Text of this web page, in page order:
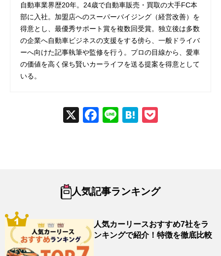
自動車業界歴20年。24歳で自動車販売・買取の大手FC本
部に入社。加盟店へのスーパーバイジング（経営改善）を
得意とし、最優秀サポート賞を複数回受賞。独立後は多数
の企業へ自動車ビジネスの支援をする傍ら、一般ドライバ
ーへ向けた記事執筆や監修を行う。プロの目線から、愛車
の価値を高く保ち賢いカーライフを送る提案を得意として
いる。
X
Fac
Line
Hat
人気記事ランキング
人気カーリースおすすめ7社をラ
ンキングで紹介！特徴を徹底比較